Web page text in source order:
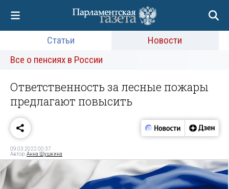
Статьи
Новости
Все о пенсиях в России
Ответственность за лесные пожары
предлагают повысить
09.03.2022 00:37
Автор:Анна Шушкина